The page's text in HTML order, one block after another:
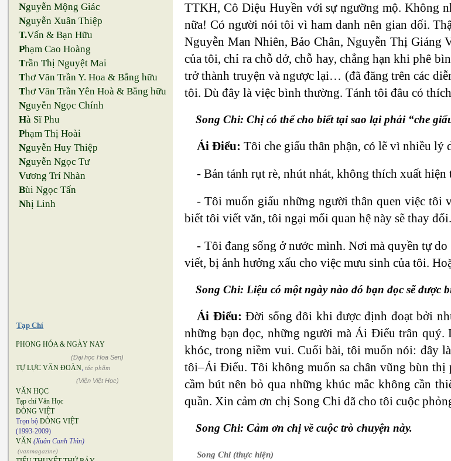
Nguyễn Mộng Giác
Nguyễn Xuân Thiệp
T.Vấn & Bạn Hữu
Phạm Cao Hoàng
Trần Thị Nguyệt Mai
Thơ Văn Trần Y. Hoa & Bằng hữu
Thơ Văn Trần Yên Hoà & Bằng hữu
Nguyễn Ngọc Chính
Hà Sĩ Phu
Phạm Thị Hoài
Nguyễn Huy Thiệp
Nguyễn Ngọc Tư
Vương Trí Nhàn
Bùi Ngọc Tấn
Nhị Linh
Tạp Chí
PHONG HÓA & NGÀY NAY
(Đại học Hoa Sen)
TỰ LỰC VĂN ĐOÀN, tác phẩm
(Viện Việt Học)
VĂN HỌC
Tạp chí Văn Học
DÒNG VIỆT
Trọn bộ DÒNG VIỆT
(1993-2009)
VĂN (Xuân Canh Thìn)
(vanmagazine)
TTKH, Cô Diệu Huyền với sự ngưỡng mộ. Không
nữa! Có người nói tôi vì ham danh nên gian dối.
Nguyễn Man Nhiên, Bảo Chân, Nguyễn Thị
của tôi, chỉ ra chỗ dở, chỗ hay, chẳng hạn khi phê
trở thành truyện và ngược lại… (đã đăng trên các
tôi. Dù đây là việc bình thường. Tánh tôi đâu có
Song Chi: Chị có thể cho biết tại sao lại phải “che
Ái Điểu: Tôi che giấu thân phận, có lẽ vì nhiều lý
- Bản tánh rụt rè, nhút nhát, không thích xuất
- Tôi muốn giấu những người thân quen việc tôi
biết tôi viết văn, tôi ngại mối quan hệ này sẽ thay
- Tôi đang sống ở nước mình. Nơi mà quyền tự
viết, bị ảnh hưởng xấu cho việc mưu sinh của tôi.
Song Chi: Liệu có một ngày nào đó bạn đọc sẽ
Ái Điểu: Đời sống đôi khi được định đoạt bởi
những bạn đọc, những người mà Ái Điểu trân quý.
khóc, trong niềm vui. Cuối bài, tôi muốn nói: đây
tôi–Ái Điểu. Tôi không muốn sa chân vũng bùn
cầm bút nên bỏ qua những khúc mắc không cần
quần. Xin cảm ơn chị Song Chi đã cho tôi cuộc
Song Chi: Cảm ơn chị về cuộc trò chuyện này.
Song Chi (thực hiện)